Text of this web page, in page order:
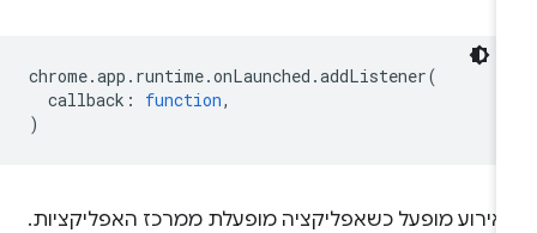
chrome. app.runtime.onLaunched.addListener
callback: function
מופעל כשאפליקציה מופעלת ממרכז האפליקציות.